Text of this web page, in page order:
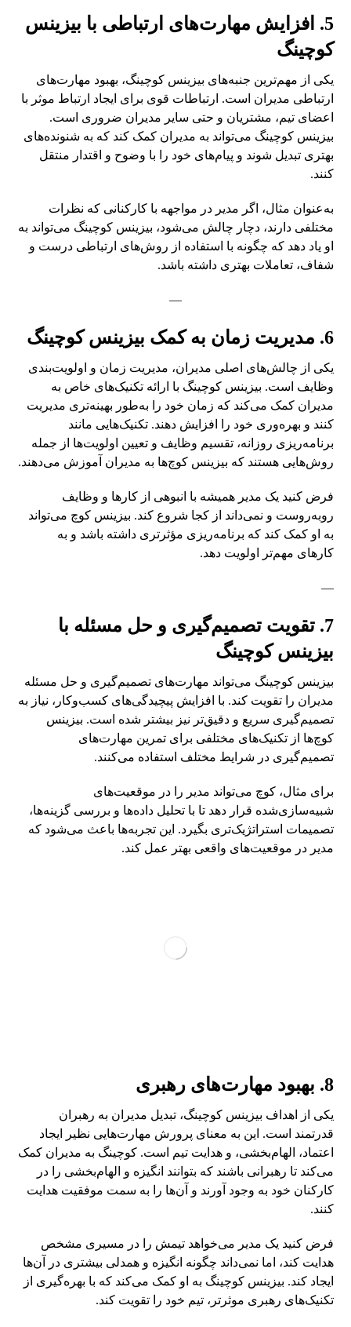
5. افزایش مهارت‌های ارتباطی با بیزینس
کوچینگ
یکی از مهم‌ترین جنبه‌های بیزینس کوچینگ، بهبود مهارت‌های
ارتباطی مدیران است. ارتباطات قوی برای ایجاد ارتباط موثر با
اعضای تیم، مشتریان و حتی سایر مدیران ضروری است.
بیزینس کوچینگ می‌تواند به مدیران کمک کند که به شنونده‌های
بهتری تبدیل شوند و پیام‌های خود را با وضوح و اقتدار منتقل
کنند.
به‌عنوان مثال، اگر مدیر در مواجهه با کارکنانی که نظرات
مختلفی دارند، دچار چالش می‌شود، بیزینس کوچینگ می‌تواند به
او یاد دهد که چگونه با استفاده از روش‌های ارتباطی درست و
شفاف، تعاملات بهتری داشته باشد.
—
6. مدیریت زمان به کمک بیزینس کوچینگ
یکی از چالش‌های اصلی مدیران، مدیریت زمان و اولویت‌بندی
وظایف است. بیزینس کوچینگ با ارائه تکنیک‌های خاص به
مدیران کمک می‌کند که زمان خود را به‌طور بهینه‌تری مدیریت
کنند و بهره‌وری خود را افزایش دهند. تکنیک‌هایی مانند
برنامه‌ریزی روزانه، تقسیم وظایف و تعیین اولویت‌ها از جمله
روش‌هایی هستند که بیزینس کوچ‌ها به مدیران آموزش می‌دهند.
فرض کنید یک مدیر همیشه با انبوهی از کارها و وظایف
روبه‌روست و نمی‌داند از کجا شروع کند. بیزینس کوچ می‌تواند
به او کمک کند که برنامه‌ریزی مؤثرتری داشته باشد و به
کارهای مهم‌تر اولویت دهد.
—
7. تقویت تصمیم‌گیری و حل مسئله با
بیزینس کوچینگ
بیزینس کوچینگ می‌تواند مهارت‌های تصمیم‌گیری و حل مسئله
مدیران را تقویت کند. با افزایش پیچیدگی‌های کسب‌وکار، نیاز به
تصمیم‌گیری سریع و دقیق‌تر نیز بیشتر شده است. بیزینس
کوچ‌ها از تکنیک‌های مختلفی برای تمرین مهارت‌های
تصمیم‌گیری در شرایط مختلف استفاده می‌کنند.
برای مثال، کوچ می‌تواند مدیر را در موقعیت‌های
شبیه‌سازی‌شده قرار دهد تا با تحلیل داده‌ها و بررسی گزینه‌ها،
تصمیمات استراتژیک‌تری بگیرد. این تجربه‌ها باعث می‌شود که
مدیر در موقعیت‌های واقعی بهتر عمل کند.
8. بهبود مهارت‌های رهبری
یکی از اهداف بیزینس کوچینگ، تبدیل مدیران به رهبران
قدرتمند است. این به معنای پرورش مهارت‌هایی نظیر ایجاد
اعتماد، الهام‌بخشی، و هدایت تیم است. کوچینگ به مدیران کمک
می‌کند تا رهبرانی باشند که بتوانند انگیزه و الهام‌بخشی را در
کارکنان خود به وجود آورند و آن‌ها را به سمت موفقیت هدایت
کنند.
فرض کنید یک مدیر می‌خواهد تیمش را در مسیری مشخص
هدایت کند، اما نمی‌داند چگونه انگیزه و همدلی بیشتری در آن‌ها
ایجاد کند. بیزینس کوچینگ به او کمک می‌کند که با بهره‌گیری از
تکنیک‌های رهبری موثرتر، تیم خود را تقویت کند.